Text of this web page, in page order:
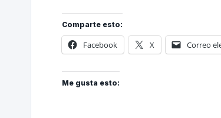
Comparte esto:
Facebook X Correo
Me gusta esto: